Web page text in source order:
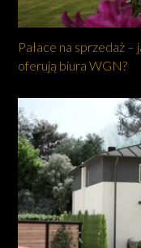
Pałace na sprzedaż
oferują biura WGN?